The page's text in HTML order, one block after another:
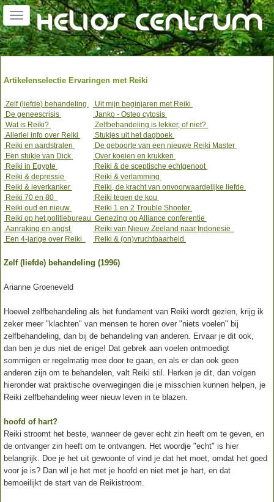
Toggle
navigation
Artikelenselectie Ervaringen met Reiki
Zelf (liefde) behandeling
Uit mijn beginjaren met Reiki
De geneescrisis
Janko - Osteo cytosis
Wat is Reiki?
Zelfbehandeling is lekker, of niet?
Allerlei info over Reiki
Stukjes uit het dagboek
Reiki en aardstralen
De geboorte van een nieuwe Reiki Master
Een stukje van Dick
Over koeien en krukken
Reiki in Egypte
Reiki & de sceptische echtgenoot
Reiki & depressie
Reiki & verlamming
Reiki & leverkanker
Reiki, de kracht van onvoorwaardelijke liefde
Reiki 70 en 80
Reiki tegen de kou
Reiki oud en nieuw
Reiki 1 en 2 Trouble Shooter
Reiki op het politiebureau Genezing op Alliance conferentie
Aanraking en angst
Reiki van Nieuw Zeeland naar Indonesië
Een 4-jarige over Reiki
Reiki & (on)vruchtbaarheid
Zelf (liefde) behandeling (1996)
Arianne Groeneveld
Hoewel zelfbehandeling als het fundament van Reiki wordt gezien, krijg ik
zeker meer "klachten" van mensen te horen over "niets voelen" bij
zelfbehandeling, dan bij de behandeling van anderen. Ervaar je dit ook,
dan ben je dus niet de enige! Dat gebrek aan voelen ontmoedigt
sommigen er regelmatig mee door te gaan, en als er dan ook geen
anderen zijn om te behandelen, valt Reiki stil. Herken je dit, dan volgen
hieronder wat praktische overwegingen die je misschien kunnen helpen, je
Reiki zelfbehandeling weer nieuw leven in te blazen.
hoofd of hart?
Reiki stroomt het beste, wanneer de gever echt zin heeft om te geven, en
de ontvanger zin heeft om te ontvangen. Het woordje "echt" is hier
belangrijk. Doe je het uit gewoonte of vind je dat het moet, omdat het goed
voor je is? Dan wil je het met je hoofd en niet met je hart, en dat
bemoeilijkt de start van de Reikistroom.